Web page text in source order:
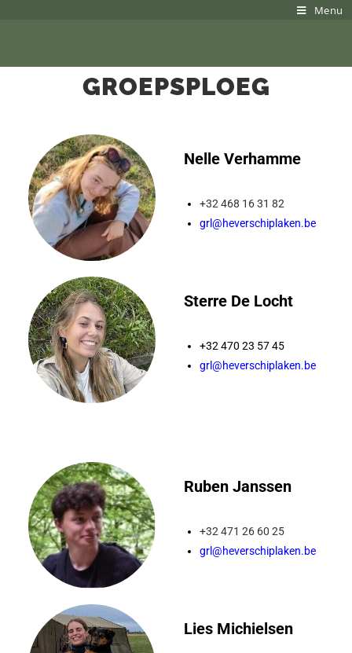
Menu
GROEPSPLOEG
Nelle Verhamme
+32 468 16 31 82
grl@heverschiplaken.be
Sterre De Locht
+32 470 23 57 45
grl@heverschiplaken.be
Ruben Janssen
+32 471 26 60 25
grl@heverschiplaken.be
Lies Michielsen